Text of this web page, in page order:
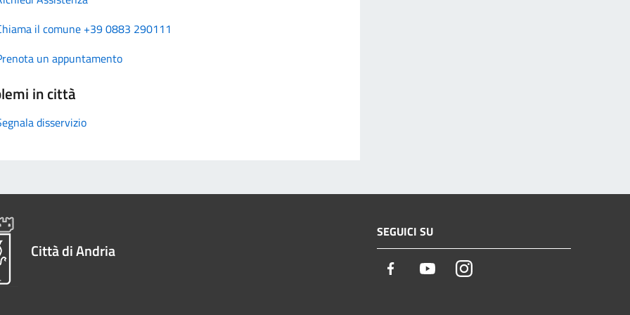
il comune +39 0883 290111
un appuntamento
in città
disservizio
Città di Andria
SEGUICI SU
Facebook YoutubeInstagram